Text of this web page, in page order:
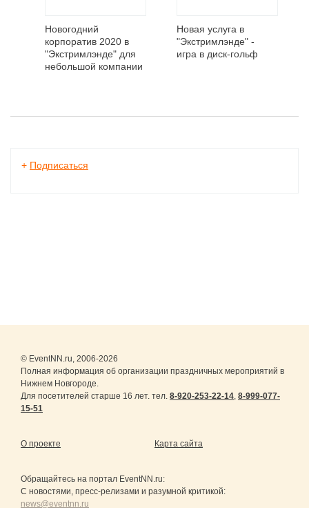
Новогодний
корпоратив 2020 в
"Экстримлэнде" для
небольшой компании
Новая услуга в
"Экстримлэнде" -
игра в диск-гольф
+ Подписаться
© EventNN.ru, 2006-2026
Полная информация об организации праздничных мероприятий в
Нижнем Новгороде.
Для посетителей старше 16 лет. тел. 8-920-253-22-14, 8-999-077-
15-51
О проекте Карта сайта
Обращайтесь на портал EventNN.ru:
С новостями, пресс-релизами и разумной критикой:
news@eventnn.ru